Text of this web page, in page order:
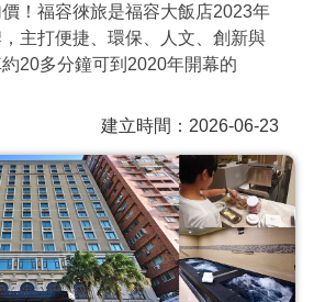
！福容徠旅是福容大飯店2023年
主打便捷、環保、人文、創新與
20多分鐘可到2020年開幕的
建立時間：2026-06-23